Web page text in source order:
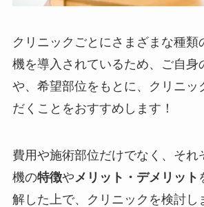
クリニックごとにさまざまな種類
機を導入されているため、ご自身
や、希望部位をもとに、クリニッ
だくことをおすすめします！
費用や施術部位だけでなく、それ
機の特徴や メリット・デメリット
解した上で、クリニックを検討し